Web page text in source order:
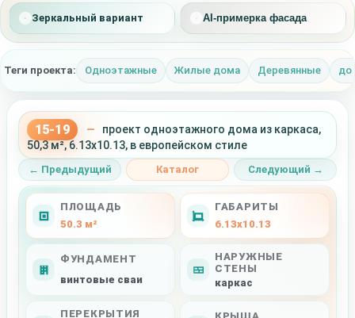
Зеркальный вариант AI-примерка фасада
Теги проекта: Одноэтажные Жилые дома Деревянные до
15-19 —
проект одноэтажного дома из каркаса,
50,3 м², 6.13x10.13, в европейском стиле
← Предыдущий Каталог Следующий →
ПЛОЩАДЬ
50.3 м²
ГАБАРИТЫ
6.13x10.13
ФУНДАМЕНТ
винтовые сваи
НАРУЖНЫЕ
СТЕНЫ
каркас
ПЕРЕКРЫТИЯ